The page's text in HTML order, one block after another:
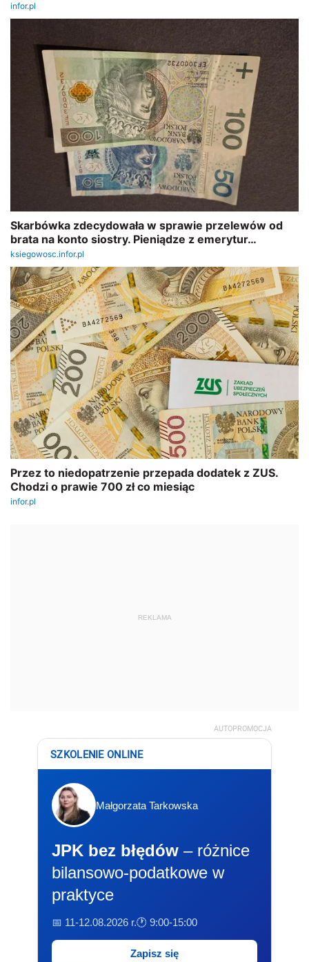
REKLAMA
AUTOPROMOCJA
SZKOLENIE ONLINE
Małgorzata Tarkowska
JPK bez błędów – różnice
bilansowo-podatkowe w
praktyce
📅 11-12.08.2026 r.🕐 9:00-15:00
Zapisz się